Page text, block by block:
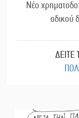
Νέο
οδικού
ΔΕΙΤΕ